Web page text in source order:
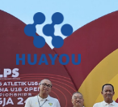
Lewati
konten